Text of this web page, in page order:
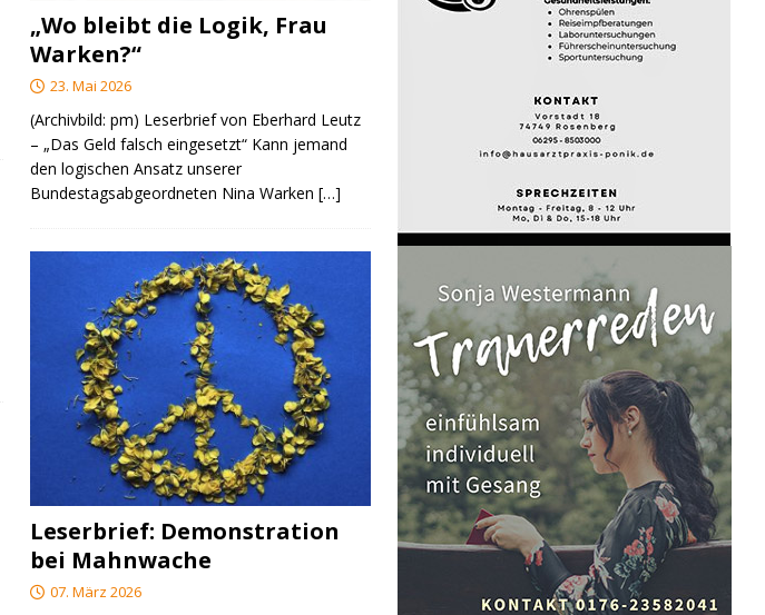
„Wo bleibt die Logik, Frau
Warken?“
23. Mai 2026
(Archivbild: pm) Leserbrief von Eberhard Leutz
– „Das Geld falsch eingesetzt“ Kann jemand
den logischen Ansatz unserer
Bundestagsabgeordneten Nina Warken[…]
Leserbrief: Demonstration
bei Mahnwache
07. März 2026